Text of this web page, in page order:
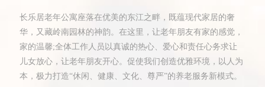
长乐居老年公寓座落在优美的东江之畔，既蕴现代家居的奢
华，又藏岭南园林的神韵。在这里，让老年朋友有家的感觉，
家的温馨;全体工作人员以真诚的热心、爱心和责任心务求让
儿女放心，让老年朋友开心。促使我们创造优雅环境，以人为
本，极力打造“休闲、健康、文化、尊严”的养老服务新模式。